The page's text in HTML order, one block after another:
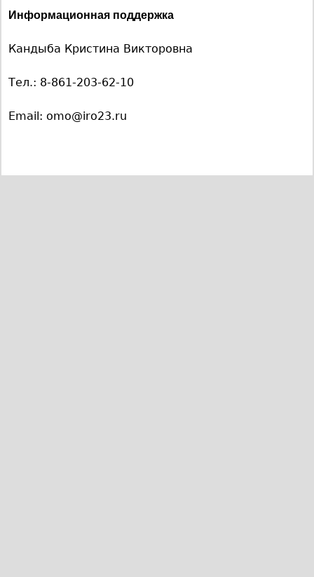
Информационная поддержка
Кандыба Кристина Викторовна
Тел.: 8-861-203-62-10
Email: omo@iro23.ru